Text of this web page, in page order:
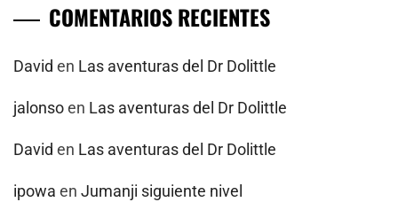
COMENTARIOS RECIENTES
David en Las aventuras del Dr Dolittle
jalonsoen Las aventuras del Dr Dolittle
David en Las aventuras del Dr Dolittle
ipowa en Jumanji siguiente nivel